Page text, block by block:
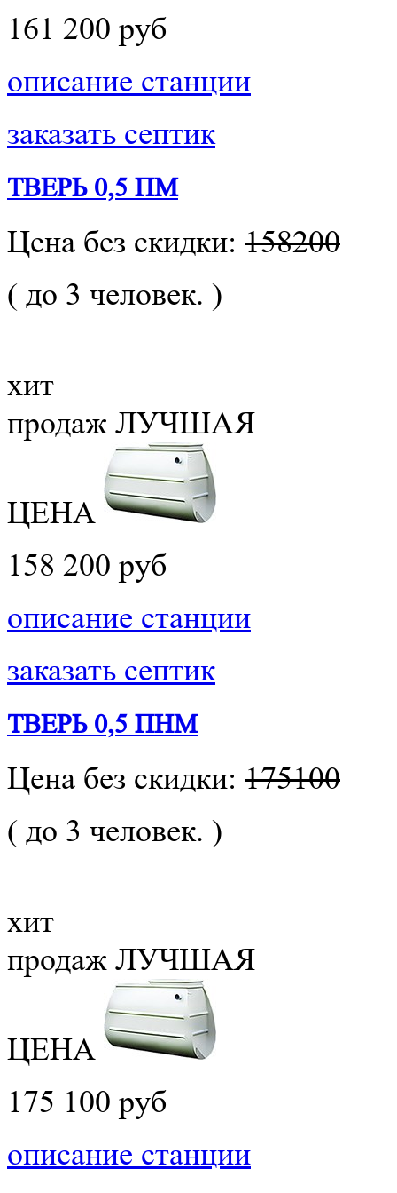
161 200 руб
описание станции
заказать септик
ТВЕРЬ 0,5 ПМ
Цена без скидки: 158200
( до 3 человек. )
хит
продаж ЛУЧШАЯ
ЦЕНА
158 200 руб
описание станции
заказать септик
ТВЕРЬ 0,5 ПНМ
Цена без скидки: 175100
( до 3 человек. )
хит
продаж ЛУЧШАЯ
ЦЕНА
175 100 руб
описание станции